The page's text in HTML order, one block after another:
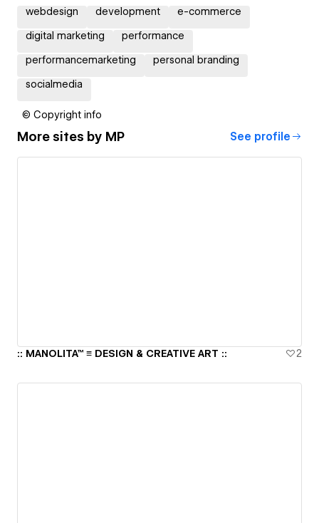
webdesign development e-commerce
digital marketing performance
performancemarketing personal branding
socialmedia
© Copyright info
More sites by MP See profile
:: MANOLITA™ ≡ DESIGN & CREATIVE ART :: 2